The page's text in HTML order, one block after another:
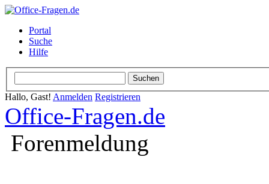
Portal
Suche
Hilfe
Hallo, Gast! Anmelden Registrieren
Office-Fragen.de
Forenmeldung